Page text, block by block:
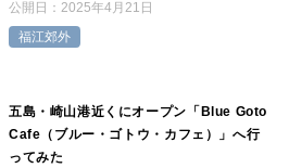
公開日： 2025年4月21日
福江郊外
五島・崎山港近くにオープン「Blue Goto
Cafe（ブルー・ゴトウ・カフェ）」へ行
ってみた